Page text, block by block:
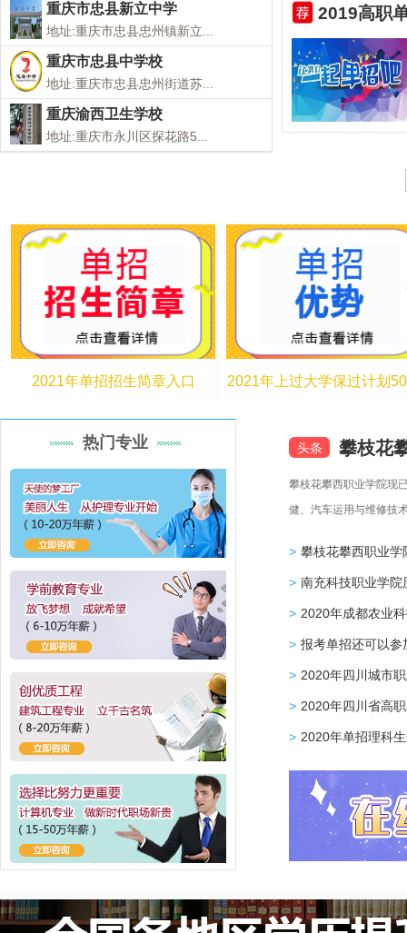
重庆市忠县新立中学
地址:重庆市忠县忠州镇新立...
重庆市忠县中学校
地址:重庆市忠县忠州街道苏...
重庆渝西卫生学校
地址:重庆市永川区探花路5...
2019高职
2021年单招招生简章入口 2021年上过大学保过计划
热门专业 头条 攀枝花
攀枝花攀西职业学院现
健、汽车运用与维修技
> 攀枝花攀西职业
> 南充科技职业学院
> 2020年成都农业科技
> 报考单招还可以参
> 2020年四川城市
> 2020年四川省高
> 2020年单招理科